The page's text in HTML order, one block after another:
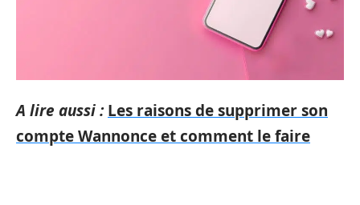
A lire aussi : Les raisons de supprimer son
compte Wannonce et comment le faire